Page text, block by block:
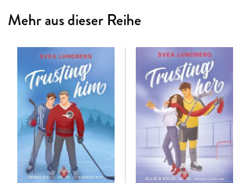
Sohn reicher Eltern und gefeierter
zuzufliegen scheint. Ganz im Gegensatz
jeden Schritt in Richtung Profiliga kämpft
eigenen Träumen und dem, was andere
aufreibt. Nein, auf gar keinen Fall wird er
mögen. Dass Caden und Noah
ist ein Versehen, das nichts zu bedeuten
keinesfalls wiederholen wird. Aber
Noah mit seinem Lachen, seiner
Leidenschaft für Eishockey diese
Mehr aus dieser Reihe